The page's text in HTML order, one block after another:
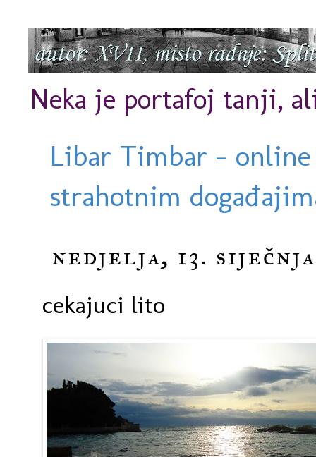
Neka je portafoj tanji,
Libar Timbar -
strahotnim
nedjelja, 13. siječnja
cekajuci lito